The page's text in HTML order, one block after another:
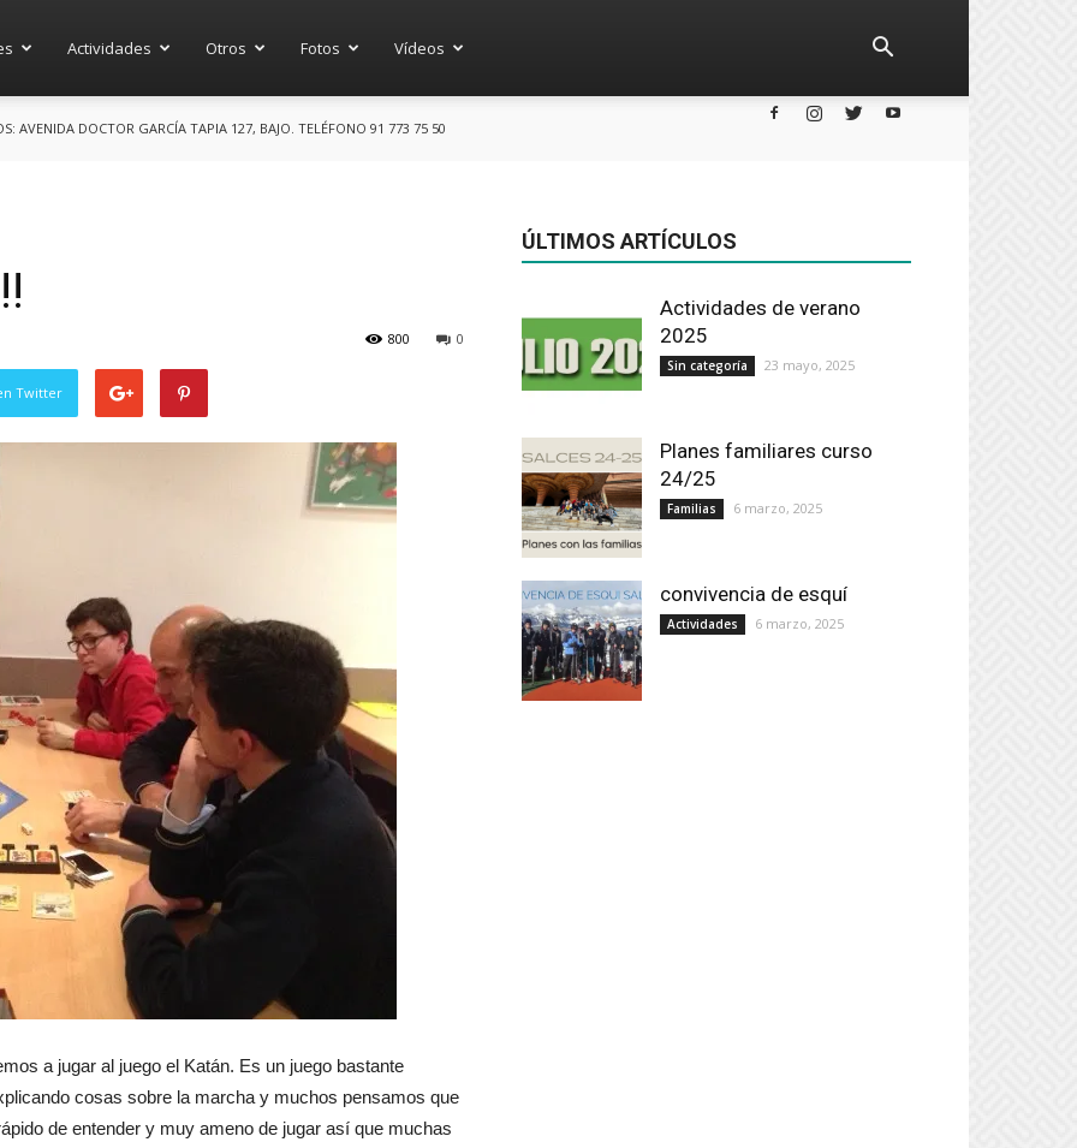
Actividades Otros Fotos Vídeos
AVENIDA DOCTOR GARCÍA TAPIA 127, BAJO. TELÉFONO 91 773 75 50
0
800
Twitter
a jugar al juego el Katán. Es un juego bastante
cosas sobre la marcha y muchos pensamos que
de entender y muy ameno de jugar así que muchas
ÚLTIMOS ARTÍCULOS
Actividades de verano
2025
Sin categoría 23 mayo, 2025
Planes familiares curso
24/25
Familias 6 marzo, 2025
convivencia de esquí
Actividades 6 marzo, 2025